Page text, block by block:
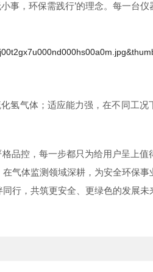
事，环保需践行’的理念。每一台仪
氢气体；适应能力强，在不同工况
品控，每一步都只为给用户呈上
气体监测领域深耕，为安全环保
行，共筑更安全、更绿色的发展未